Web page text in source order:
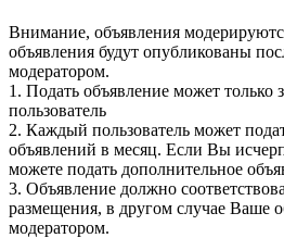
Внимание, объявления
объявления будут опубликованы
модератором.
1. Подать объявление может только
пользователь
2. Каждый пользователь может
объявлений в месяц. Если Вы
можете подать дополнительное
3. Объявление должно
размещения, в другом случае Ваше
модератором.